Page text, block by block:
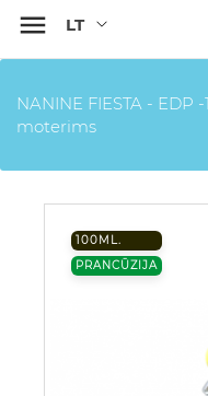

NANINE FIESTA -
moterims
100ML.
PRANCŪZIJA